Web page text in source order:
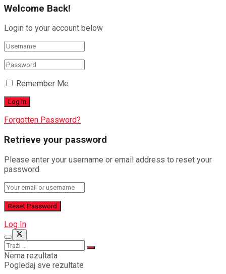
Welcome Back!
Login to your account below
Remember Me
Forgotten Password?
Retrieve your password
Please enter your username or email address to reset your
password.
Log In
Nema rezultata
Pogledaj sve rezultate